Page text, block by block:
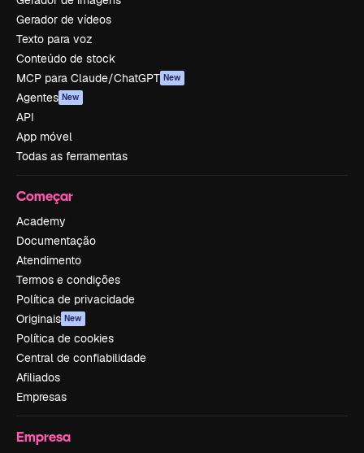
Gerador de vídeos
Texto para voz
Conteúdo de stock
MCP para Claude/ChatGPT New
Agentes New
API
App móvel
Todas as ferramentas
Começar
Academy
Documentação
Atendimento
Termos e condições
Política de privacidade
Originais New
Política de cookies
Central de confiabilidade
Afiliados
Empresas
Empresa